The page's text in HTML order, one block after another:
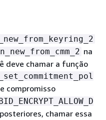
na
deve chamar a função
compromisso
chamar essa